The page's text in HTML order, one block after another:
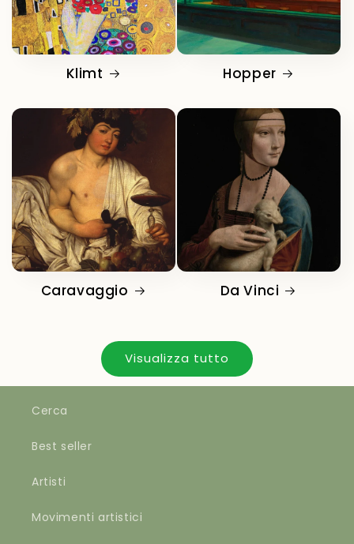
Klimt Hopper
Caravaggio Da Vinci
Visualizza tutto
Cerca
Best seller
Artisti
Movimenti artistici